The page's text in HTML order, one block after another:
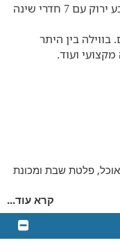
וילה מרשימה ונעימה הממוקמת בלב טבע ירוק עם 7 חדרי שינה
של עד 20 נופשים. בווילה בין היתר
מקררים, כלי אוכל, פלטת שבת ומכונת
והקלטות
קרא עוד...